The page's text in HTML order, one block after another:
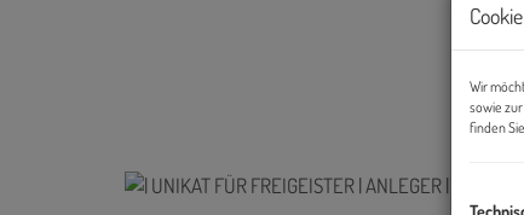
Wir
sowie
finden